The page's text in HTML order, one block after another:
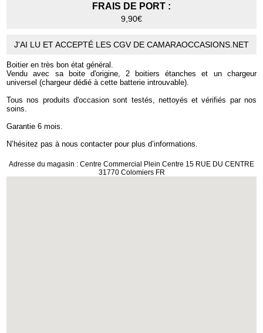
FRAIS DE PORT :
9,90€
J'AI LU ET ACCEPTÉ LES CGV DE CAMARAOCCASIONS.NET
Boitier en très bon état général.
Vendu avec sa boite d'origine, 2 boitiers étanches et un chargeur
universel (chargeur dédié à cette batterie introuvable).
Tous nos produits d'occasion sont testés, nettoyés et vérifiés par nos
soins.
Garantie 6 mois.
N’hésitez pas à nous contacter pour plus d’informations.
Adresse du magasin : Centre Commercial Plein Centre 15 RUE DU CENTRE
31770 Colomiers FR